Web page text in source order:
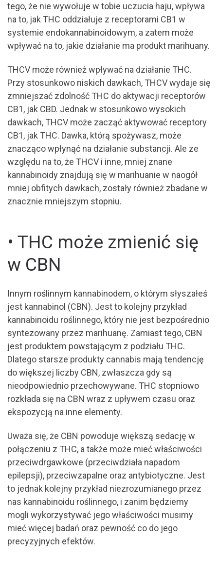
tego, że nie wywołuje w tobie uczucia haju, wpływa
na to, jak THC oddziałuje z receptorami CB1 w
systemie endokannabinoidowym, a zatem może
wpływać na to, jakie działanie ma produkt marihuany.
THCV może również wpływać na działanie THC.
Przy stosunkowo niskich dawkach, THCV wydaje się
zmniejszać zdolność THC do aktywacji receptorów
CB1, jak CBD. Jednak w stosunkowo wysokich
dawkach, THCV może zacząć aktywować receptory
CB1, jak THC. Dawka, którą spożywasz, może
znacząco wpłynąć na działanie substancji. Ale ze
względu na to, że THCV i inne, mniej znane
kannabinoidy znajdują się w marihuanie w naogół
mniej obfitych dawkach, zostały również zbadane w
znacznie mniejszym stopniu.
• THC może zmienić się
w CBN
Innym roślinnym kannabinodem, o którym słyszałeś
jest kannabinol (CBN). Jest to kolejny przykład
kannabinoidu roślinnego, który nie jest bezpośrednio
syntezowany przez marihuanę. Zamiast tego, CBN
jest produktem powstającym z podziału THC.
Dlatego starsze produkty cannabis mają tendencję
do większej liczby CBN, zwłaszcza gdy są
nieodpowiednio przechowywane. THC stopniowo
rozkłada się na CBN wraz z upływem czasu oraz
ekspozycją na inne elementy.
Uważa się, że CBN powoduje większą sedację w
połączeniu z THC, a także może mieć właściwości
przeciwdrgawkowe (przeciwdziała napadom
epilepsji), przeciwzapalne oraz antybiotyczne. Jest
to jednak kolejny przykład niezrozumianego przez
nas kannabinoidu roślinnego, i zanim będziemy
mogli wykorzystywać jego właściwości musimy
mieć więcej badań oraz pewność co do jego
precyzyjnych efektów.